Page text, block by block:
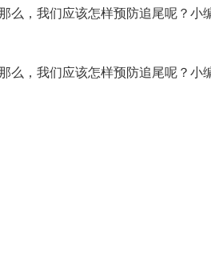
，我们应该怎样预防追尾呢？小
，我们应该怎样预防追尾呢？小